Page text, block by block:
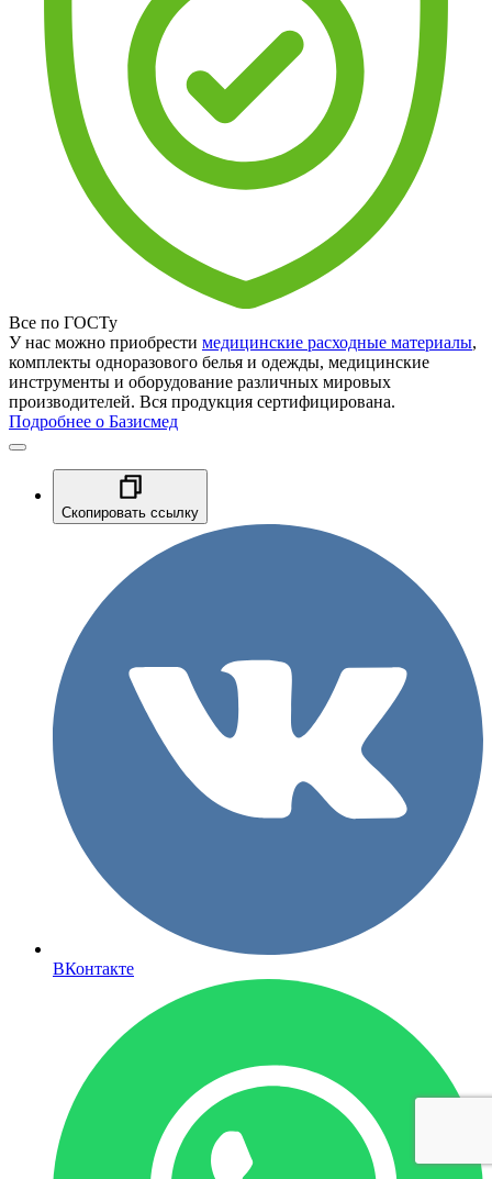
Все по ГОСТу
У нас можно приобрести медицинские расходные материалы,
комплекты одноразового белья и одежды, медицинские
инструменты и оборудование различных мировых
производителей. Вся продукция сертифицирована.
Подробнее о Базисмед
Скопировать ссылку
ВКонтакте